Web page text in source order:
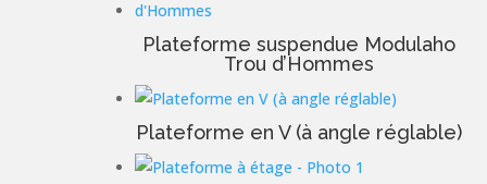
Plateforme suspendue Modulaho
Trou d’Hommes
Plateforme en V (à angle réglable)